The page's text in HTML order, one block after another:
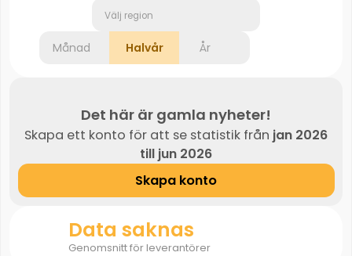
Välj region
Månad Halvår År
Det här är gamla nyheter!
Skapa ett konto för att se statistik från jan 2026
till jun 2026
Skapa konto
Data saknas
Genomsnitt för leverantörer